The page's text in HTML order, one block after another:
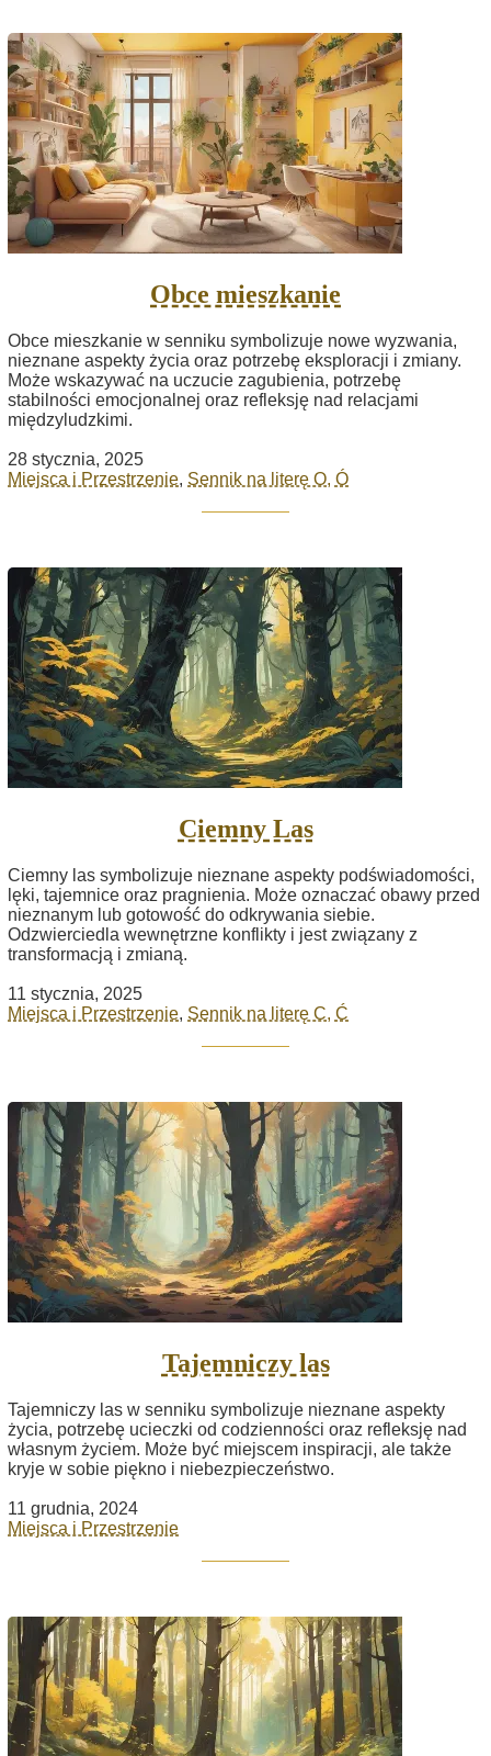
Obce mieszkanie
Obce mieszkanie w senniku symbolizuje nowe wyzwania,
nieznane aspekty życia oraz potrzebę eksploracji i zmiany.
Może wskazywać na uczucie zagubienia, potrzebę
stabilności emocjonalnej oraz refleksję nad relacjami
międzyludzkimi.
28 stycznia, 2025
Miejsca i Przestrzenie, Sennik na literę O, Ó
Ciemny Las
Ciemny las symbolizuje nieznane aspekty podświadomości,
lęki, tajemnice oraz pragnienia. Może oznaczać obawy przed
nieznanym lub gotowość do odkrywania siebie.
Odzwierciedla wewnętrzne konflikty i jest związany z
transformacją i zmianą.
11 stycznia, 2025
Miejsca i Przestrzenie, Sennik na literę C, Ć
Tajemniczy las
Tajemniczy las w senniku symbolizuje nieznane aspekty
życia, potrzebę ucieczki od codzienności oraz refleksję nad
własnym życiem. Może być miejscem inspiracji, ale także
kryje w sobie piękno i niebezpieczeństwo.
11 grudnia, 2024
Miejsca i Przestrzenie